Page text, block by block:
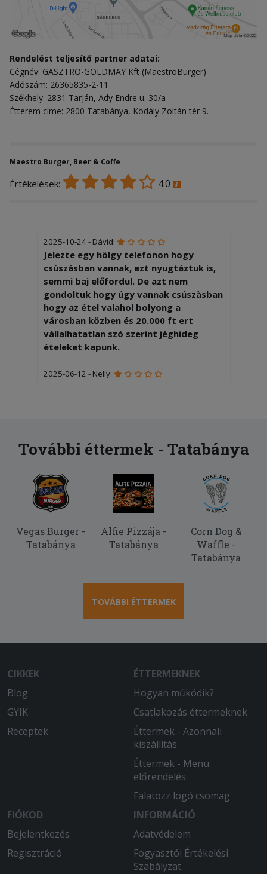
Rendelést teljesítő partner adatai:
Cégnév: GASZTRO-GOLDMAY Kft (MaestroBurger)
Adószám: 26365835-2-11
Székhely: 2831 Tarján, Ady Endre u. 30/a
Étterem címe: 2800 Tatabánya, Kodály Zoltán tér 9.
Maestro Burger, Beer & Coffe
Értékelések: 4.0
2025-10-24 - Dávid:
Jelezte egy hölgy telefonon hogy
csúszásban vannak, ezt nyugtáztuk is,
semmi baj előfordul. De azt nem
gondoltuk hogy úgy vannak csúszàsban
hogy az étel valahol bolyong a
városban közben és 20.000 ft ert
vállalhatatlan szó szerint jéghideg
ételeket kapunk.
2025-06-12 - Nelly:
További éttermek - Tatabánya
Vegas Burger -
Tatabánya
Alfie Pizzája -
Tatabánya
Corn Dog &
Waffle -
Tatabánya
TOVÁBBI ÉTTERMEK
CIKKEK
Blog
GYIK
Receptek
ÉTTERMEKNEK
Hogyan működik?
Csatlakozás éttermeknek
Éttermek - Azonnali
kiszállítás
Éttermek - Menü
előrendelés
Falatozz logó csomag
FIÓKOD
Bejelentkezés
Regisztráció
INFORMÁCIÓ
Adatvédelem
Fogyasztói Értékelési
Szabályzat